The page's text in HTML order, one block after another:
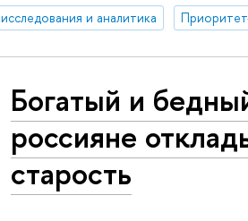
исследования и аналитика
Богатый и
россияне
старость